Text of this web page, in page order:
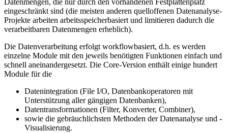
Datenmengen, die nur durch den vorhandenen Festplattenplatz
eingeschränkt sind (die meisten anderen quelloffenen Datenanalyse-
Projekte arbeiten arbeitsspeicherbasiert und limitieren dadurch die
verarbeitbaren Datenmengen erheblich).
Die Datenverarbeitung erfolgt workflowbasiert, d.h. es werden
einzelne Module mit den jeweils benötigten Funktionen einfach und
schnell aneinandergesetzt. Die Core-Version enthält einige hundert
Module für die
Datenintegration (File I/O, Datenbankoperatoren mit
Unterstützung aller gängigen Datenbanken),
Datentransformationen (Filter, Konverter, Combiner),
sowie die gebräuchlichsten Methoden der Datenanalyse und -
Visualisierung.